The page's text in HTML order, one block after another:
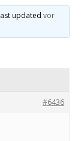
updatedvor
#6436